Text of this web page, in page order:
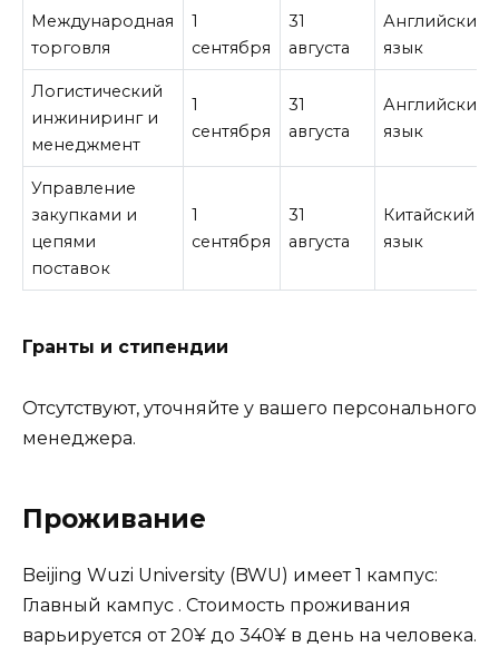
Международная
торговля
1
сентября
31
августа
Английский
язык
Логистический
инжиниринг и
менеджмент
1
сентября
31
августа
Английский
язык
Управление
закупками и
цепями
поставок
1
сентября
31
августа
Китайский
язык
Гранты и стипендии
Отсутствуют, уточняйте у вашего персонального
менеджера.
Проживание
Beijing Wuzi University (BWU) имеет 1 кампус:
Главный кампус . Стоимость проживания
варьируется от 20¥ до 340¥ в день на человека.